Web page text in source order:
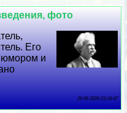
фото
Его
юмором и
29 06 2026 23:18:47